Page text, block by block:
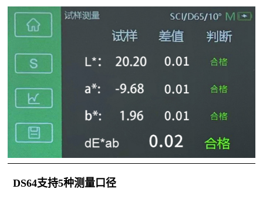
DS64支持5种测量口径